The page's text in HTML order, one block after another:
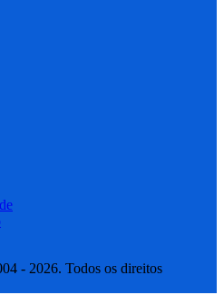
- 2026. Todos os direitos